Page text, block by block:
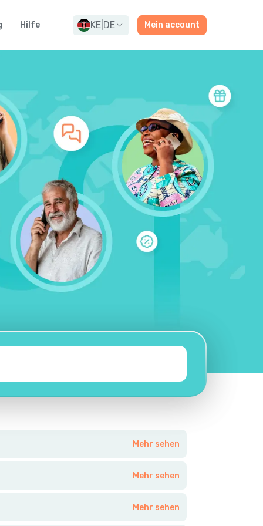
Hilfe KE DE Mein account
Mehr sehen
Mehr sehen
Mehr sehen